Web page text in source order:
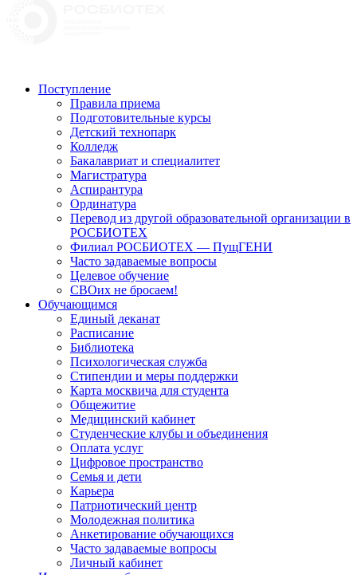
Поступление
Правила приема
Подготовительные курсы
Детский технопарк
Колледж
Бакалавриат и специалитет
Магистратура
Аспирантура
Ординатура
Перевод из другой образовательной организации в
РОСБИОТЕХ
Филиал РОСБИОТЕХ — ПущГЕНИ
Часто задаваемые вопросы
Целевое обучение
СВОих не бросаем!
Обучающимся
Единый деканат
Расписание
Библиотека
Психологическая служба
Стипендии и меры поддержки
Карта москвича для студента
Общежитие
Медицинский кабинет
Студенческие клубы и объединения
Оплата услуг
Цифровое пространство
Семья и дети
Карьера
Патриотический центр
Молодежная политика
Анкетирование обучающихся
Часто задаваемые вопросы
Личный кабинет